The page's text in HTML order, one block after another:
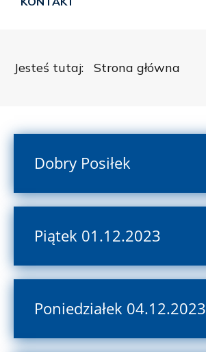
Jesteś tutaj: Strona główna
Dobry Posiłek
Piątek 01.12.2023
Poniedziałek 04.12.2023